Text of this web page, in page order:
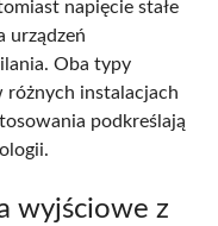
napięcie stałe
urządzeń
Oba typy
różnych instalacjach
podkreślają
wyjściowe z